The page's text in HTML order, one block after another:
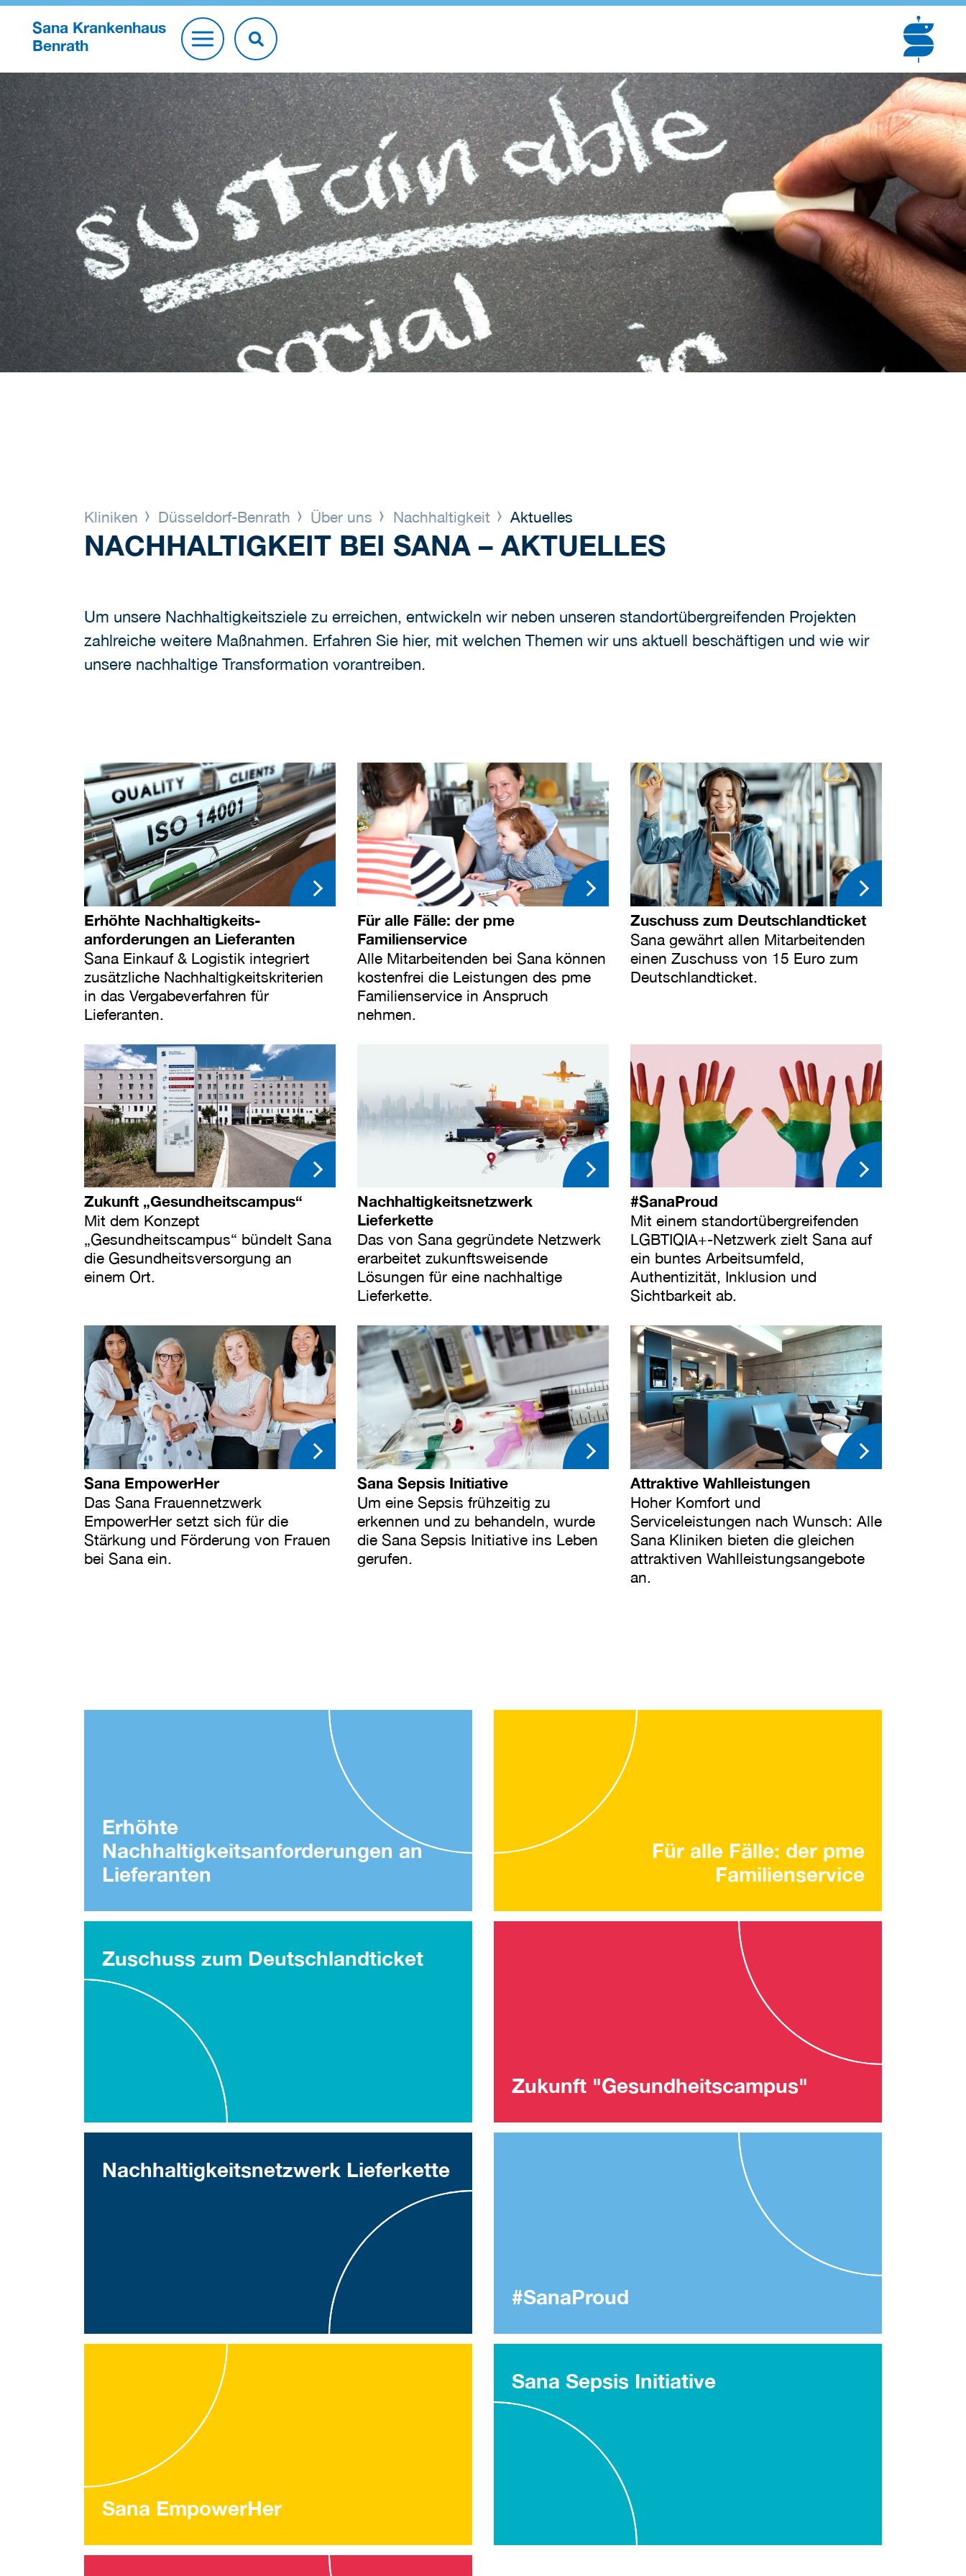
Sana Krankenhaus
Benrath
Kliniken Düsseldorf-Benrath Über uns Nachhaltigkeit Aktuelles
NACHHALTIGKEIT BEI SANA – AKTUELLES
Um unsere Nachhaltigkeitsziele zu erreichen, entwickeln wir neben unseren standortübergreifenden Projekten
zahlreiche weitere Maßnahmen. Erfahren Sie hier, mit welchen Themen wir uns aktuell beschäftigen und wie wir
unsere nachhaltige Transformation vorantreiben.
Erhöhte Nachhaltigkeits-
anforderungen an Lieferanten
Sana Einkauf & Logistik integriert
zusätzliche Nachhaltigkeitskriterien
in das Vergabeverfahren für
Lieferanten.
Für alle Fälle: der pme
Familienservice
Alle Mitarbeitenden bei Sana können
kostenfrei die Leistungen des pme
Familienservice in Anspruch
nehmen.
Zuschuss zum Deutschlandticket
Sana gewährt allen Mitarbeitenden
einen Zuschuss von 15 Euro zum
Deutschlandticket.
Zukunft „Gesundheitscampus“
Mit dem Konzept
„Gesundheitscampus“ bündelt Sana
die Gesundheitsversorgung an
einem Ort.
Nachhaltigkeitsnetzwerk
Lieferkette
Das von Sana gegründete Netzwerk
erarbeitet zukunftsweisende
Lösungen für eine nachhaltige
Lieferkette.
#SanaProud
Mit einem standortübergreifenden
LGBTIQIA+-Netzwerk zielt Sana auf
ein buntes Arbeitsumfeld,
Authentizität, Inklusion und
Sichtbarkeit ab.
Sana EmpowerHer
Das Sana Frauennetzwerk
EmpowerHer setzt sich für die
Stärkung und Förderung von Frauen
bei Sana ein.
Sana Sepsis Initiative
Um eine Sepsis frühzeitig zu
erkennen und zu behandeln, wurde
die Sana Sepsis Initiative ins Leben
gerufen.
Attraktive Wahlleistungen
Hoher Komfort und
Serviceleistungen nach Wunsch: Alle
Sana Kliniken bieten die gleichen
attraktiven Wahlleistungsangebote
an.
Erhöhte
Nachhaltigkeitsanforderungen an
Lieferanten
Für alle Fälle: der pme
Familienservice
Zuschuss zum Deutschlandticket
Zukunft "Gesundheitscampus"
Nachhaltigkeitsnetzwerk Lieferkette
#SanaProud
Sana EmpowerHer
Sana Sepsis Initiative